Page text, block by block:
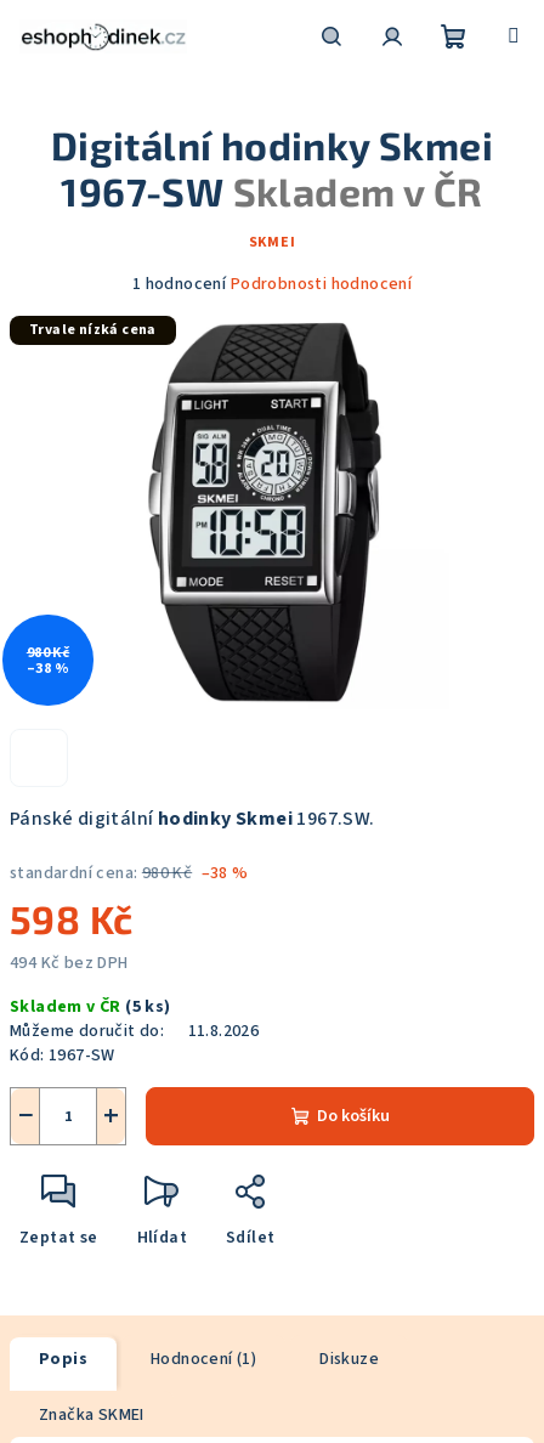
košík
Pánské digitálníhodinky Skmei1967.SW.
standardní cena: 980 Kč –38 %
598 Kč
494 Kč bez DPH
cena:
Skladem v ČR (5 ks)
Můžeme doručit do:
11.8.2026
Kód: 1967-SW
+
− Do košíku
Zeptat se Hlídat Sdílet
Digitální hodinky Skmei
1967-SW Skladem v ČR
SKMEI
Průměrné
produktu
hvězdiček.
1 hodnoceníPodrobnosti hodnocení
Trvale nízká cena
980 Kč
–38 %
Popis Hodnocení (1) Diskuze
Značka SKMEI